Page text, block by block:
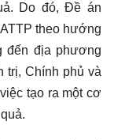
Do đó, Đề án
theo hướng
đến địa phương
trị, Chính phủ và
tạo ra một cơ